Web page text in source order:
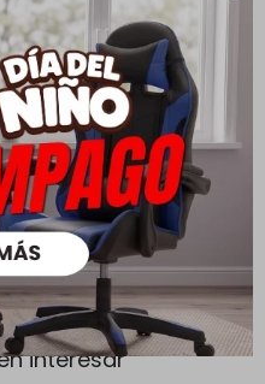
un plazo de 5 días para
interesar